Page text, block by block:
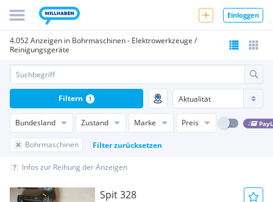
Einloggen
4.052 Anzeigen in Bohrmaschinen - Elektrowerkzeuge /
Reinigungsgeräte
Bundesland Zustand Marke Preis
Bohrmaschinen Filter zurücksetzen
Filtern 1
Infos zur Reihung der Anzeigen
Spit 328